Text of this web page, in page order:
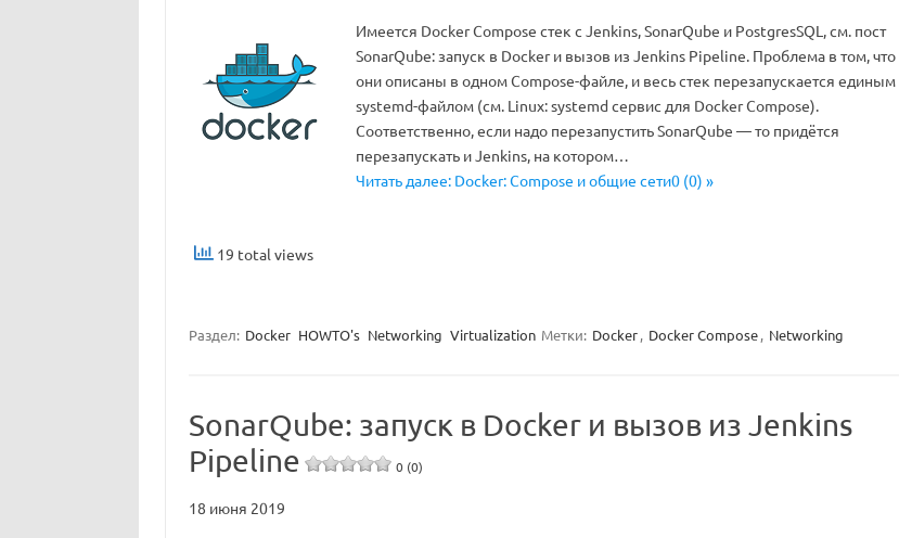
Имеется Docker Compose стек с Jenkins, SonarQube и PostgresSQL, см. пост
SonarQube: запуск в Docker и вызов из Jenkins Pipeline. Проблема в том, что
они описаны в одном Compose-файле, и весь стек перезапускается единым
systemd-файлом (см. Linux: systemd сервис для Docker Compose).
Соответственно, если надо перезапустить SonarQube — то придётся
перезапускать и Jenkins, на котором…
Читать далее: Docker: Compose и общие сети0 (0) »
19 total views
Раздел: Docker HOWTO's Networking Virtualization Метки: Docker, Docker Compose, Networking
SonarQube: запуск в Docker и вызов из Jenkins
Pipeline
0 (0)
18 июня 2019